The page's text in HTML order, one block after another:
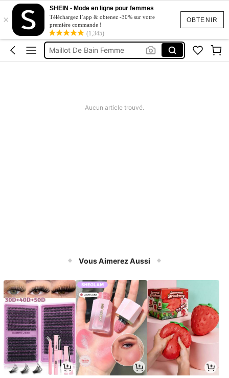
OBTENIR
×
SHEIN - Mode en ligne pour femmes
Téléchargez l’app & obtenez -30% sur votre
première commande !
(1,345)
Short Jeans Femme
Squishy
Maillot De Bain Femme
Aucun article trouvé.
Vous Aimerez Aussi